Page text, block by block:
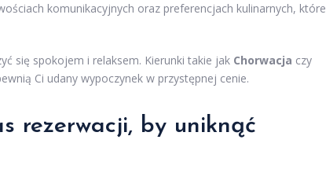
komunikacyjnych oraz preferencjach kulinarnych, które
się spokojem i relaksem. Kierunki takie jak Chorwacja czy
Ci udany wypoczynek w przystępnej cenie.
rezerwacji, by uniknąć